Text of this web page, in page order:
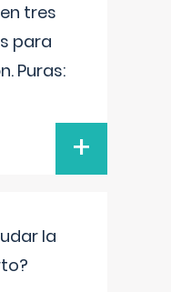
tres
para
Puras:
+
la